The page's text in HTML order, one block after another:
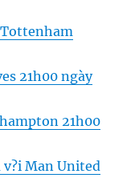
Tottenham
21h00 ngày
21h00
v?i Man United